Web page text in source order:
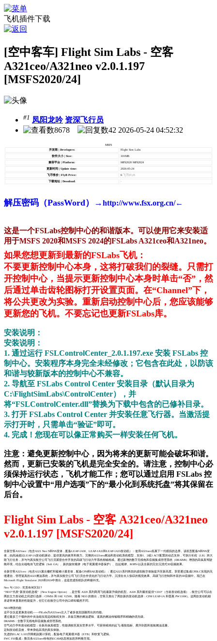
飞机插件下载
[空中客车] Flight Sim Labs - 空客
A321ceo/A321neo v2.0.1.197
[MSFS2020/24]
#1 凤阳龙吟 资深飞行员
8678
42 2026-05-24 04:52:32
MSFS
开发商 | Developers:
Flight Sim Labs
软件大小 | Size: 101MB
兼容平台 | Platform: MFS2020 MFS2024
更新时间 | Update time: 2026-05-24
飞币售价 | FlyB Price: 6 飞币|FlyB
下载地址 | Download: -
解压密码（PassWord）→http://www.fsx.org.cn/←
这是一个FSLabs控制中心的和谐版本。可以使用它来安装适
用于MSFS 2020和MSFS 2024的FSLabs A321ceo和A321neo。
如果您想更新到最新的FSLabs飞机：
不要更新控制中心本身，这将打破我们的裂缝。只需打
开控制中心，当提示更新控制中心本身时单击“否”，然
后通过单击齿轮图标打开设置页面。在“Channel”下，
将公共更改为实验。重新启动控制中心后，您应该能够
更新您的飞机。不要忘记也更新FSLabs库。
安装说明：
安装说明：
1. 通过运行 FSLControlCenter_2.0.1.197.exe 安装 FSLabs 控
制中心。安装程序本身完全未经修改；它包含在此处，以防该
和谐与较新版本的控制中心不兼容。
2. 导航至 FSLabs Control Center 安装目录（默认目录为
C:\FlightSimLabs\ControlCenter），并
将“FSLControlCenter.dll”替换为下载中包含的已修补目录。
3. 打开 FSLabs Control Center 并安装任意飞行器。当激活提
示打开时，只需单击“验证”即可。
4. 完成！您现在可以像正常购买一样安装任何飞机。
注意：避免更新控制中心，因为将来的更新可能会破坏和谐。
然而，更新已安装的飞机是完全安全的。请注意，控制中心必
须保持运行状态，飞机才能工作；您可以通过启用 FSLabs 控
制中心设置中“用户选项”下的“最小化到系统托盘”将其保留在
后台。
Flight Sim Labs - 空客 A321ceo/A321neo
v2.0.1.197 [MSFS2020/24]
全新空客A321neo（包含A321 Neo N和NX变体，配备LEAP-1A30、LEAP-1A32和LEAP-1A33发动机）：使用A321neo拓展下一代模拟的边界。该机型配备N和NX变
体，由高涵道比LEAP-1A发动机驱动，提供更高的效率和推力。完整的A321neo燃油和发动机系统模型，支持1、2或3 ACT配置的动态支持，可执行长程（LR）跨大
陆飞行任务，并与与真实航空公司飞行员紧密合作开发的高级飞行动力学系统相辅相成。通过新增的数字无线电和音频集成管理系统（DRAIMS）增强的高保真驾驶
舱环境，结合尖端电传飞控逻辑（Soft GA）、新的旋转规律（电子尾翼缓冲器保护）、拉起规律、ROPS+以及全新的完全沉浸式3D音频效果。
全新空客A321ceo（包含A321翼尖栅栏和鲨鳍小翼变体，配备CFM和IAE发动机）：通过A321系列将您的虚拟航空体验提升至新高度。享受通过集成CPDLC实现的无
缝通信，管理逼真的A321燃油系统，并与真实航空公司飞行员合作优化的飞行动力学。沉浸在令人惊叹的视觉效果、高级飞行控制和丰富的3D音频中。现已在
Microsoft Flight Simulator 2020和2024中推出，这是您虚拟机队的终极补充。
Neo 与 CEO：究竟有何区别？
“NEO”代表“新发动机选项”（New Engine Option），是空客 A320 系列商用飞机最新升级的机型。A320 系列最初提供“CEO”（当前发动机选项），航空公司可以在
两款主力发动机之间进行选择：CFM56 和 IAE V2500。随着 NEO 的推出，空客又推出了两款新的发动机选择：CFM LEAP-1A 和普惠 PW1100G。这两款发动机都
承诺带来显著的性能提升，但它们在航空公司中的口碑却截然不同。
NEO增强功能
这不仅仅是更换发动机——FSLabs为A321neo注入了诸多使其脱颖而出的功能。
通过最多三个额外的中央油箱实现远程航程支持，具备完整的燃油逻辑、逼真的燃油传输顺序和精确的优先级。
DRAIMS：全数字无线电和音频集成管理系统。
空气动力学和发动机模型：全新高保真模型，性能调校至真实世界水平。可获得精准的起飞/着陆指标、爬升剖面和巡航燃油流量。
定制发动机音效，带来身临其境的真实体验。
先进的ELAC ​​L103升降舵副翼计算机，配备电子尾翼缓冲器（ETB）和软复飞逻辑。
FWC F10集成：数百条A321neo特有的ECAM信息将如您所料般呈现。